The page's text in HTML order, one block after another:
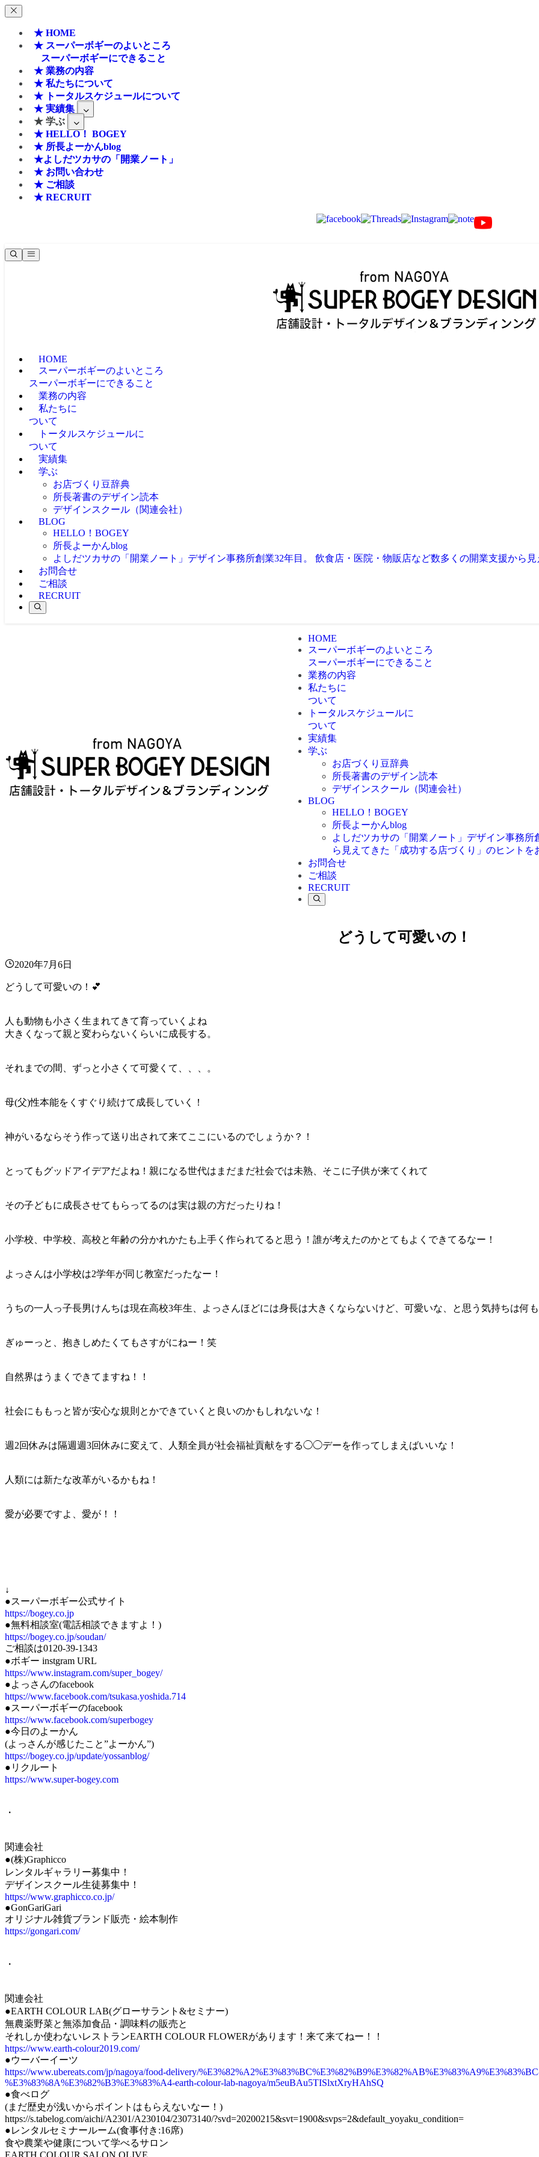
★ HOME
★ スーパーボギーのよいところ
スーパーボギーにできること
★ 業務の内容
★ 私たちについて
★ トータルスケジュールについて
★ 実績集
★ 学ぶ
★ HELLO！ BOGEY
★ 所長よーかんblog
★よしだツカサの「開業ノート」
★ お問い合わせ
★ ご相談
★ RECRUIT
HOME
スーパーボギーのよいところ
スーパーボギーにできること
業務の内容
私たちに
ついて
トータルスケジュールに
ついて
実績集
学ぶ
お店づくり豆辞典
所長著書のデザイン読本
デザインスクール（関連会社）
BLOG
HELLO！BOGEY
所長よーかんblog
よしだツカサの「開業ノート」 デザイン事務所創業32年目。 飲食店・医院・物販店など数多くの開業支援から
お問合せ
ご相談
RECRUIT
HOME
スーパーボギーのよいところ
スーパーボギーにできること
業務の内容
私たちに
ついて
トータルスケジュールに
ついて
実績集
学ぶ
お店づくり豆辞典
所長著書のデザイン読本
デザインスクール（関連会社）
BLOG
HELLO！BOGEY
所長よーかんblog
よしだツカサの「開業ノート」 デザイン事務所
ら見えてきた「成功する店づくり」のヒントを
お問合せ
ご相談
RECRUIT
どうして可愛いの！
2020年7月6日
どうして可愛いの！💕
人も動物も小さく生まれてきて育っていくよね
大きくなって親と変わらないくらいに成長する。
それまでの間、ずっと小さくて可愛くて、、、。
母(父)性本能をくすぐり続けて成長していく！
神がいるならそう作って送り出されて来てここにいるのでしょうか？！
とってもグッドアイデアだよね！親になる世代はまだまだ社会では未熟、そこに子供が来てくれて
その子どもに成長させてもらってるのは実は親の方だったりね！
小学校、中学校、高校と年齢の分かれかたも上手く作られてると思う！誰が考えたのかとてもよくできてるなー！
よっさんは小学校は2学年が同じ教室だったなー！
うちの一人っ子長男けんちは現在高校3年生、よっさんほどには身長は大きくならないけど、可愛いな、と思う気持ちは何も
ぎゅーっと、抱きしめたくてもさすがにねー！笑
自然界はうまくできてますね！！
社会にももっと皆が安心な規則とかできていくと良いのかもしれないな！
週2回休みは隔週週3回休みに変えて、人類全員が社会福祉貢献をする◯◯デーを作ってしまえばいいな！
人類には新たな改革がいるかもね！
愛が必要ですよ、愛が！！
↓
●スーパーボギー公式サイト
https://bogey.co.jp
●無料相談室(電話相談できますよ！)
https://bogey.co.jp/soudan/
ご相談は0120-39-1343
●ボギー instgram URL
https://www.instagram.com/super_bogey/
●よっさんのfacebook
https://www.facebook.com/tsukasa.yoshida.714
●スーパーボギーのfacebook
https://www.facebook.com/superbogey
●今日のよーかん
(よっさんが感じたこと”よーかん”)
https://bogey.co.jp/update/yossanblog/
●リクルート
https://www.super-bogey.com
・
関連会社
●(株)Graphicco
レンタルギャラリー募集中！
デザインスクール生徒募集中！
https://www.graphicco.co.jp/
●GonGariGari
オリジナル雑貨ブランド販売・絵本制作
https://gongari.com/
・
関連会社
●EARTH COLOUR LAB(グローサラント&セミナー)
無農薬野菜と無添加食品・調味料の販売と
それしか使わないレストランEARTH COLOUR FLOWERがあります！来て来てねー！！
https://www.earth-colour2019.com/
●ウーバーイーツ
https://www.ubereats.com/jp/nagoya/food-delivery/
%E3%83%8A%E3%82%B3%E3%83%A4-earth-colour-lab-nagoya/m5euBAu5TISlxtXryHAhSQ
●食べログ
(まだ歴史が浅いからポイントはもらえないなー！)
https://s.tabelog.com/aichi/A2301/A230104/23073140/?svd=20200215&svt=1900&svps=2&default_yoyaku_condition=
●レンタルセミナールーム(食事付き:16席)
食や農業や健康について学べるサロン
EARTH COLOUR SALON OLIVE